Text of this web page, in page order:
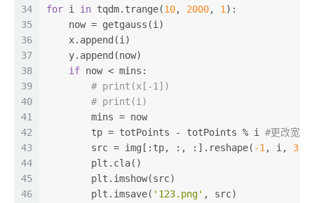
34
35
36
37
38
39
40
41
42
43
44
45
46
for i in tqdm.trange(10, 2000, 1 ):
    now = getgauss(i)
    x.append(i)
    y.append(now)
if now < mins:
# print(x[-1])
# print(i)
        mins = now
        tp = totPoints - totPoints % i
#更改宽高
        src = img[:tp, :, :].reshape(
-1 , i, 3
        plt.cla()
        plt.imshow(src)
        plt.imsave(
'123.png' , src)